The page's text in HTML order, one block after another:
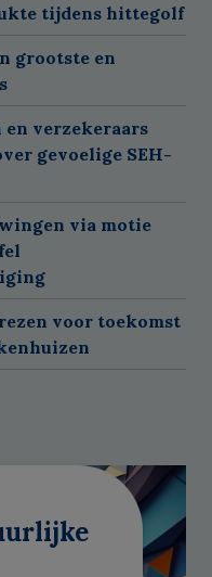
tijdens hittegolf
grootste en
verzekeraars
gevoelige SEH-
via motie
voor toekomst